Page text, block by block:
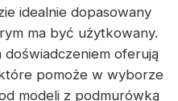
idealnie dopasowany
ma być użytkowany.
oferują
pomoże w wyborze
modeli z podmurówką